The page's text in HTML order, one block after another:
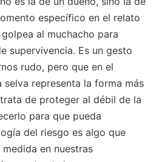
específico en el relato
al muchacho para
supervivencia. Es un gesto
rudo, pero que en el
representa la forma más
de proteger al débil de la
para que pueda
del riesgo es algo que
en nuestras